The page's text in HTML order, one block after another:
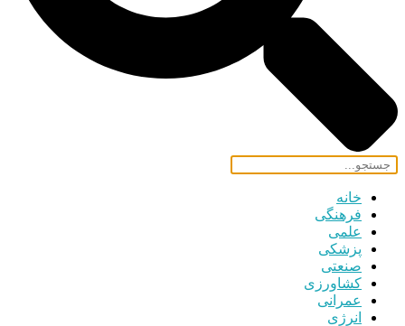
خانه
فرهنگی
علمی
پزشکی
صنعتی
کشاورزی
عمرانی
انرژی